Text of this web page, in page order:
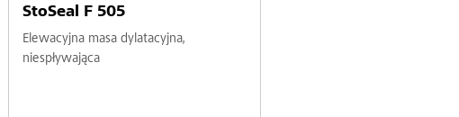
StoSeal F 505
Elewacyjna masa dylatacyjna,
niespływająca